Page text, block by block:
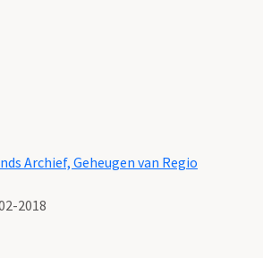
Archief, Geheugen van Regio
2018